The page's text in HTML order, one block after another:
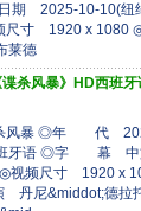
2025-10-10(纽约
尺寸 1920 x 1080
德
杀风暴》HD西班牙
暴 ◎年 代
◎字 幕 中文
视频尺寸 1920 x
尼&middot;德